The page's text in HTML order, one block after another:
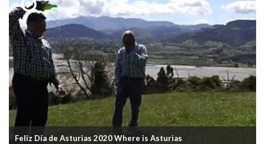
Feliz Día de Asturias 2020 Where is Asturias